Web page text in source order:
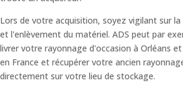
Lors de votre acquisition, soyez vigilant sur la
et l'enlèvement du matériel. ADS peut par
livrer votre rayonnage d'occasion à Orléans
en France et récupérer votre ancien
directement sur votre lieu de stockage.